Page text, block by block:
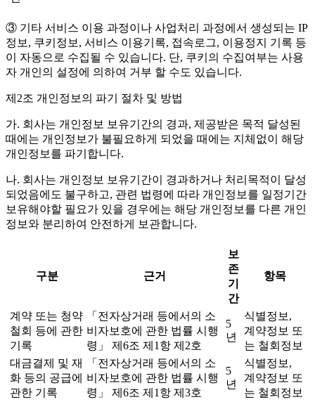
③ 기타 서비스 이용 과정이나 사업처리 과정에서 생성되는 IP
정보, 쿠키정보, 서비스 이용기록, 접속로그, 이용정지 기록 등
이 자동으로 수집될 수 있습니다. 단, 쿠키의 수집여부는 사용
자 개인의 설정에 의하여 거부 할 수도 있습니다.
제2조 개인정보의 파기 절차 및 방법
가. 회사는 개인정보 보유기간의 경과, 제공받은 목적 달성된
때에는 개인정보가 불필요하게 되었을 때에는 지체없이 해당
개인정보를 파기합니다.
나. 회사는 개인정보 보유기간이 경과하거나 처리목적이 달성
되었음에도 불구하고, 관련 법령에 따라 개인정보를 일정기간
보유해야할 필요가 있을 경우에는 해당 개인정보를 다른 개인
정보와 분리하여 안전하게 보관합니다.
구분 근거
보
존
기
간
항목
계약 또는 청약
철회 등에 관한
기록
「전자상거래 등에서의 소
비자보호에 관한 법률 시행
령」 제6조 제1항 제2호
5
년
식별정보,
계약정보 또
는 철회정보
대금결제 및 재
화 등의 공급에
관한 기록
「전자상거래 등에서의 소
비자보호에 관한 법률 시행
령」 제6조 제1항 제3호
5
년
식별정보,
계약정보 또
는 철회정보